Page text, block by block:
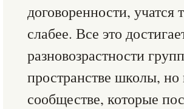
договоренности,
слабее. Все это
разновозрастности
пространстве школы,
сообществе, которые